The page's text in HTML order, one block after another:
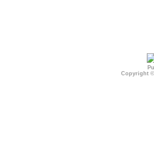
Copyright